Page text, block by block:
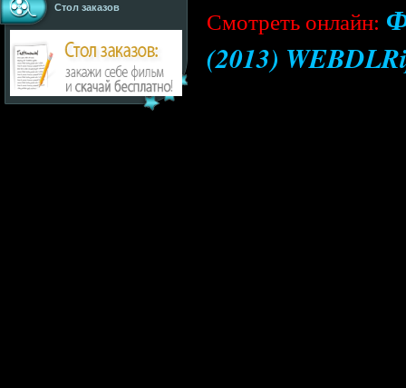
Стол заказов
Cмотреть онлайн:
(2013)